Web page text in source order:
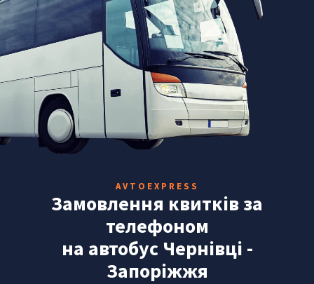
AVTOEXPRESS
Замовлення квитків за
телефоном
на автобус Чернівці -
Запоріжжя